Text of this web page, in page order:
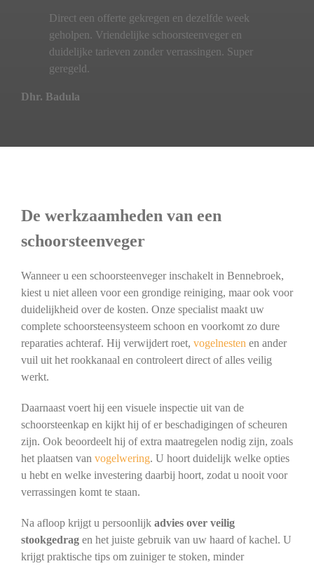
Direct een offerte gekregen en dezelfde week
geholpen. Vriendelijke schoorsteenveger en
duidelijke tarieven zonder verrassingen. Super
geregeld.
Dhr. Badula
De werkzaamheden van een
schoorsteenveger
Wanneer u een schoorsteenveger inschakelt in Bennebroek,
kiest u niet alleen voor een grondige reiniging, maar ook voor
duidelijkheid over de kosten. Onze specialist maakt uw
complete schoorsteensysteem schoon en voorkomt zo dure
reparaties achteraf. Hij verwijdert roet, vogelnesten en ander
vuil uit het rookkanaal en controleert direct of alles veilig
werkt.
Daarnaast voert hij een visuele inspectie uit van de
schoorsteenkap en kijkt hij of er beschadigingen of scheuren
zijn. Ook beoordeelt hij of extra maatregelen nodig zijn, zoals
het plaatsen van vogelwering. U hoort duidelijk welke opties
u hebt en welke investering daarbij hoort, zodat u nooit voor
verrassingen komt te staan.
Na afloop krijgt u persoonlijk advies over veilig
stookgedragen het juiste gebruik van uw haard of kachel. U
krijgt praktische tips om zuiniger te stoken, minder